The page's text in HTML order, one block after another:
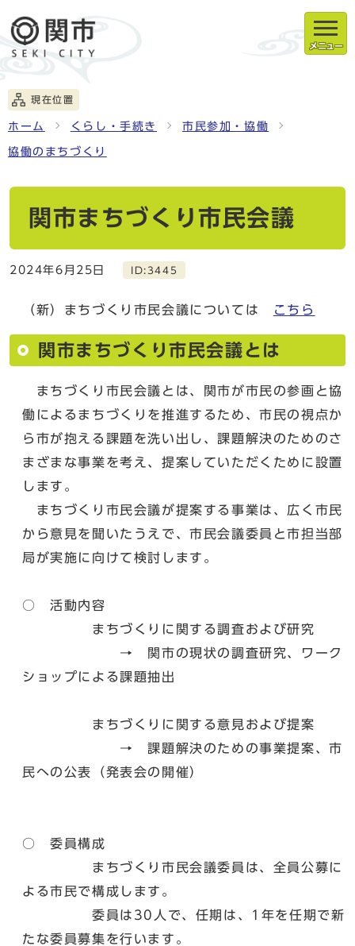
メニュー
現在位置
ホーム くらし・手続き 市民参加・協働
協働のまちづくり
関市まちづくり市民会議
2024年6月25日 ID:3445
（新）まちづくり市民会議については こちら
関市まちづくり市民会議とは
まちづくり市民会議とは、関市が市民の参画と協
働によるまちづくりを推進するため、市民の視点か
ら市が抱える課題を洗い出し、課題解決のためのさ
まざまな事業を考え、提案していただくために設置
します。
まちづくり市民会議が提案する事業は、広く市民
から意見を聞いたうえで、市民会議委員と市担当部
局が実施に向けて検討します。
○ 活動内容
まちづくりに関する調査および研究
→ 関市の現状の調査研究、ワーク
ショップによる課題抽出
まちづくりに関する意見および提案
→ 課題解決のための事業提案、市
民への公表（発表会の開催）
○ 委員構成
まちづくり市民会議委員は、全員公募に
よる市民で構成します。
委員は30人で、任期は、1年を任期で新
たな委員募集を行います。